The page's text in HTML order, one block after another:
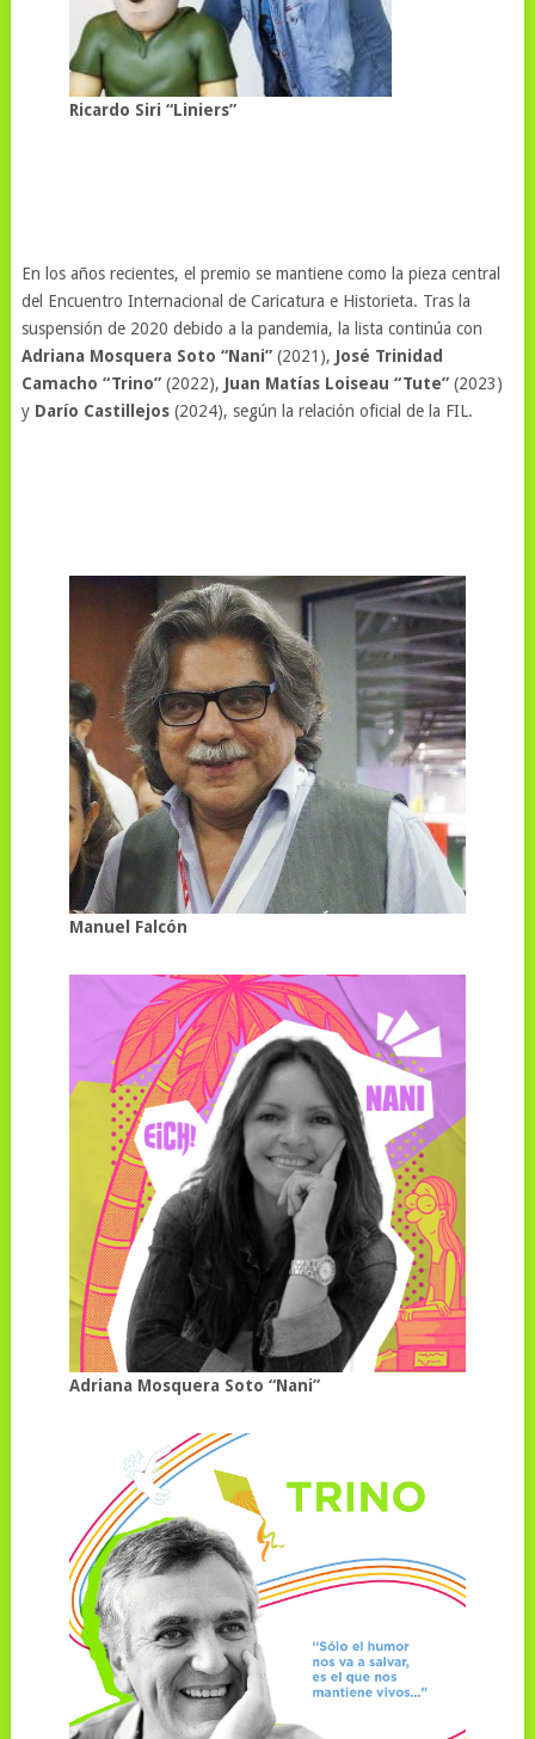
Ricardo Siri “Liniers”
En los años recientes, el premio se mantiene como la pieza central
del Encuentro Internacional de Caricatura e Historieta. Tras la
suspensión de 2020 debido a la pandemia, la lista continúa con
Adriana Mosquera Soto “Nani”(2021), José Trinidad
Camacho “Trino”(2022), Juan Matías Loiseau “Tute”(2023)
y Darío Castillejos(2024), según la relación oficial de la FIL.
Manuel Falcón
Adriana Mosquera Soto “Nani”